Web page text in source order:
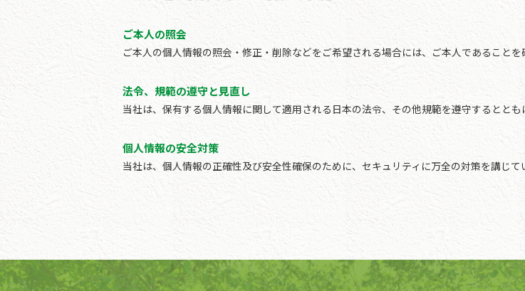
ご本人の照会
ご本人の個人情報の照会・修正・削除などをご希望される場合には、ご本人であること
法令、規範の遵守と見直し
当社は、保有する個人情報に関して適用される日本の法令、その他規範を遵守するとと
個人情報の安全対策
当社は、個人情報の正確性及び安全性確保のために、セキュリティに万全の対策を講じて